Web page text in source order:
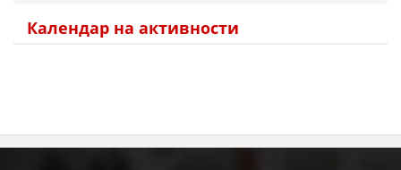
Календар на активности